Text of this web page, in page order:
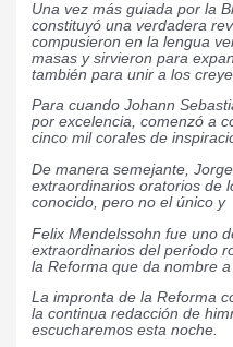
Una vez más guiada por la
constituyó una verdadera
compusieron en la lengua
masas y sirvieron para
también para unir a los
Para cuando Johann
por excelencia, comenzó a
cinco mil corales de
De manera semejante,
extraordinarios oratorios de
conocido, pero no el único y
Felix Mendelssohn fue uno
extraordinarios del período
la Reforma que da nombre a
La impronta de la Reforma
la continua redacción de
escucharemos esta noche.